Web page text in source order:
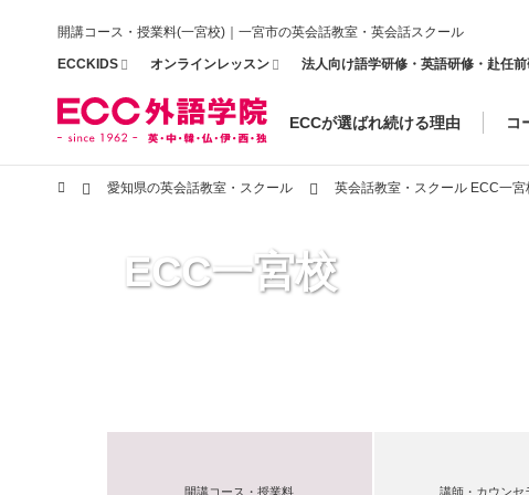
開講コース・授業料(一宮校)｜一宮市の英会話教室・英会話スクール
ECCKIDS オンラインレッスン 法人向け語学研修・英語研修・赴任
ECCが選ばれ続ける理由 コ
愛知県の英会話教室・スクール 英会話教室・スクール ECC一宮
ECC一宮校
開講コース・授業料 講師・カウンセ